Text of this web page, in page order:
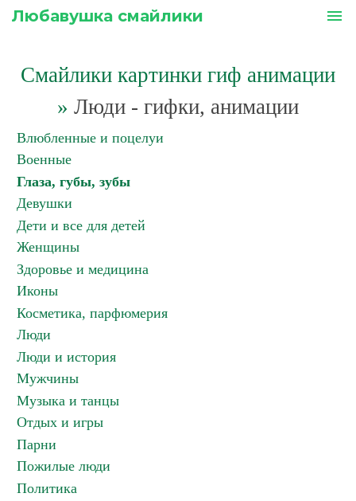
Любавушка смайлики menu
Смайлики картинки гиф анимации
» Люди - гифки, анимации
Влюбленные и поцелуи
Военные
Глаза, губы, зубы
Девушки
Дети и все для детей
Женщины
Здоровье и медицина
Иконы
Косметика, парфюмерия
Люди
Люди и история
Мужчины
Музыка и танцы
Отдых и игры
Парни
Пожилые люди
Политика